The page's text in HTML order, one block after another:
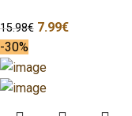
15.98€ 7.99€
-30%